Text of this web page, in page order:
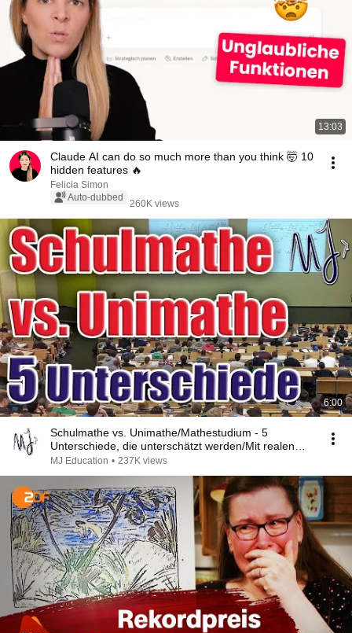
13:03
Claude AI can do so much more than you think 🤯 10
hidden features 🔥
Felicia Simon
Auto-dubbed
260K views
6:00
Schulmathe vs. Unimathe/Mathestudium - 5
Unterschiede, die unterschätzt werden/Mit realen
Beispielen
MJ Education • 237K views